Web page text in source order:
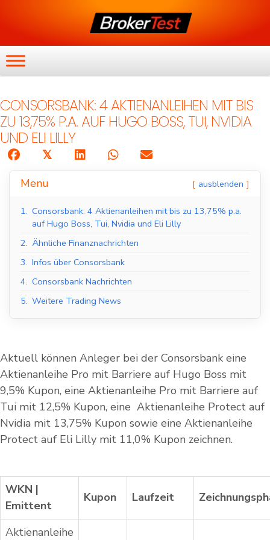
CONSORSBANK: 4 AKTIENANLEIHEN MIT BIS
ZU 13,75% P.A. AUF HUGO BOSS, TUI, NVIDIA
UND ELI LILLY
𝕏
Menu ausblenden
1. Consorsbank: 4 Aktienanleihen mit bis zu 13,75% p.a.
auf Hugo Boss, Tui, Nvidia und Eli Lilly
2. Ähnliche Finanznachrichten
3. Infos über Consorsbank
4. Consorsbank Nachrichten
5. Weitere Trading News
Aktuell können Anleger bei der Consorsbank eine
Aktienanleihe Pro mit Barriere auf Hugo Boss mit
9,5% Kupon, eine Aktienanleihe Pro mit Barriere auf
Tui mit 12,5% Kupon, eine Aktienanleihe Protect auf
Nvidia mit 13,75% Kupon sowie eine Aktienanleihe
Protect auf Eli Lilly mit 11,0% Kupon zeichnen.
WKN |
Emittent
Kupon Laufzeit
Aktienanleihe